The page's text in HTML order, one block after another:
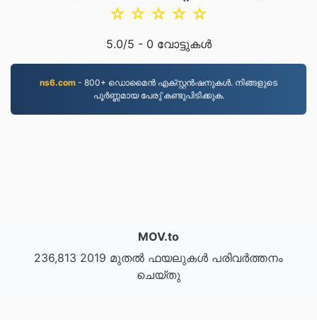
☆
☆
☆
☆
☆
5.0/5 - 0 വോട്ടുകൾ
ns6.com - 800+ ഡൊമൈന്‍ എക്സ്റ്റന്‍ഷനുകള്‍. നിങ്ങളുടെ
പൂര്‍ണ്ണമായ പേരു് കണ്ടുപിടിക്കുക.
MOV.to
236,813 2019 മുതൽ ഫയലുകൾ പരിവർത്തനം
ചെയ്‌തു